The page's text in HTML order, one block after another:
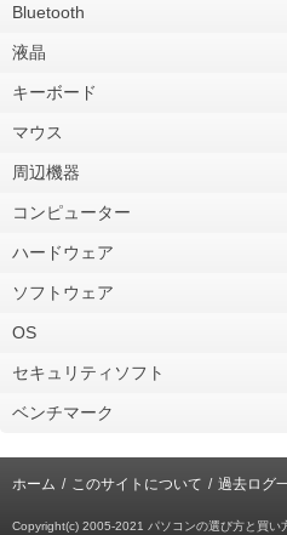
Bluetooth
液晶
キーボード
マウス
周辺機器
コンピューター
ハードウェア
ソフトウェア
OS
セキュリティソフト
ベンチマーク
ホーム このサイトについて 過去ログ
Copyright(c) 2005-2021 パソコンの選び方と買い